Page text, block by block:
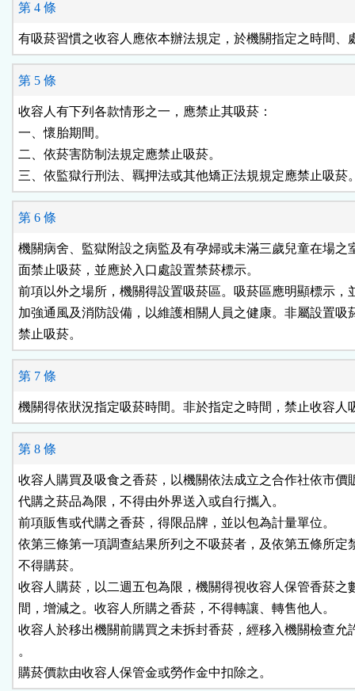
第 4 條
有吸菸習慣之收容人應依本辦法規定，於機關指定之時間、
第 5 條
收容人有下列各款情形之一，應禁止其吸菸：
一、懷胎期間。
二、依菸害防制法規定應禁止吸菸。
三、依監獄行刑法、羈押法或其他矯正法規規定應禁止吸菸
第 6 條
機關病舍、監獄附設之病監及有孕婦或未滿三歲兒童在場之
面禁止吸菸，並應於入口處設置禁菸標示。
前項以外之場所，機關得設置吸菸區。吸菸區應明顯標示，
加強通風及消防設備，以維護相關人員之健康。非屬設置吸
禁止吸菸。
第 7 條
機關得依狀況指定吸菸時間。非於指定之時間，禁止收容人
第 8 條
收容人購買及吸食之香菸，以機關依法成立之合作社依市價
代購之菸品為限，不得由外界送入或自行攜入。
前項販售或代購之香菸，得限品牌，並以包為計量單位。
依第三條第一項調查結果所列之不吸菸者，及依第五條所定
不得購菸。
收容人購菸，以二週五包為限，機關得視收容人保管香菸之
間，增減之。收容人所購之香菸，不得轉讓、轉售他人。
收容人於移出機關前購買之未拆封香菸，經移入機關檢查允
。
購菸價款由收容人保管金或勞作金中扣除之。